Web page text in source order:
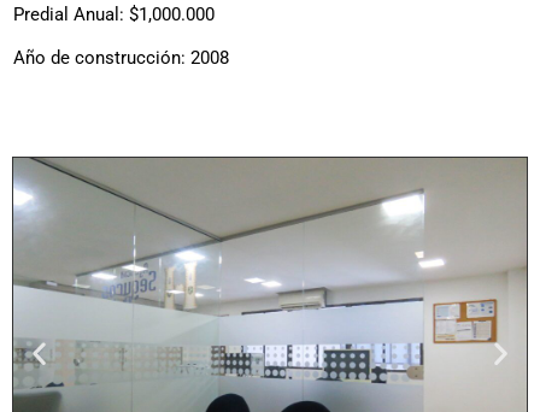
Predial Anual: $1,000.000
Año de construcción: 2008